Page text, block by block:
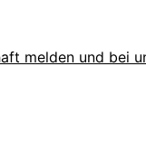
melden und bei